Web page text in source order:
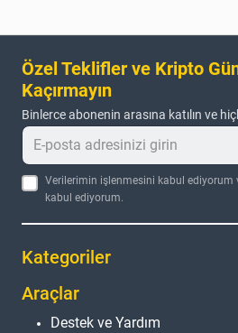
Özel Teklifler ve Kripto
Kaçırmayın
Binlerce abonenin arasına katılın ve
Verilerimin işlenmesini kabul
kabul ediyorum.
Kategoriler
Araçlar
Destek ve Yardım